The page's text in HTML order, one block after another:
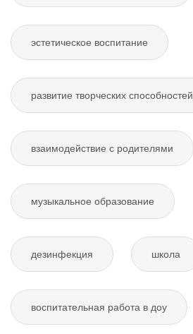
эстетическое воспитание
развитие творческих способностей
взаимодействие с родителями
музыкальное образование
дезинфекция школа
воспитательная работа в доу